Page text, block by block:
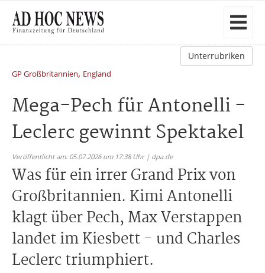
Unterrubriken
GP Großbritannien, England
Mega-Pech für Antonelli -
Leclerc gewinnt Spektakel
Veröffentlicht am: 05.07.2026 um 17:38 Uhr | dpa.de
Was für ein irrer Grand Prix von
Großbritannien. Kimi Antonelli
klagt über Pech, Max Verstappen
landet im Kiesbett - und Charles
Leclerc triumphiert.